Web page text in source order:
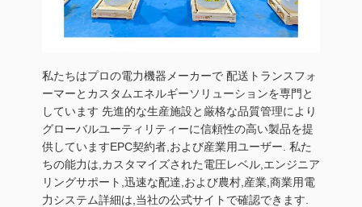
私たちはプロの電力機器メーカーで 配送トランスフォ
ーマーとカスタムエネルギーソリューションを専門と
しています 先進的な生産施設と厳格な品質管理により
グローバルユーティリティーに信頼性の高い製品を提
供していますEPC契約者,および産業用ユーザー. 私た
ちの能力は,カスタマイズされた電圧レベル,エンジニア
リングサポート,迅速な配達,および農村,産業,商業用電
力システム詳細は,当社の公式サイトで確認できます.